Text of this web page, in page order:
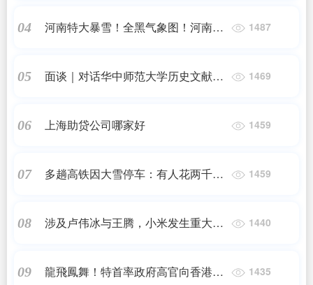
04
河南特大暴雪！全黑气象图！河南雪
1487
05
面谈｜对话华中师范大学历史文献学
1469
06 上海助贷公司哪家好 1459
07
多趟高铁因大雪停车：有人花两千元
1459
08
涉及卢伟冰与王腾，小米发生重大人
1440
09
龍飛鳳舞！特首率政府高官向香港商
1435